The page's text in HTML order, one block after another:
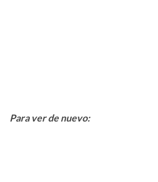
Para ver de nuevo: